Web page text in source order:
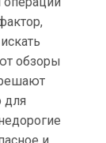
обзоры
для